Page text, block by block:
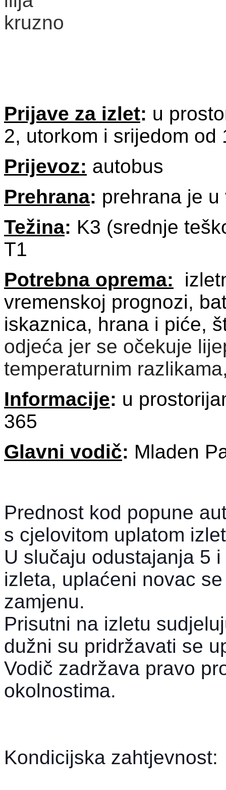
Prijave za izlet: u
2, utorkom i srijedom od
Prijevoz: autobus
Prehrana: prehrana je
Težina: K3 (srednje
T1
Potrebna oprema:
vremenskoj prognozi,
iskaznica, hrana i piće,
odjeća jer se očekuje
temperaturnim
Informacije: u
365
Glavni vodič: Mladen
Prednost kod popune
s cjelovitom uplatom
U slučaju odustajanja 5
izleta, uplaćeni novac
zamjenu.
Prisutni na izletu
dužni su pridržavati se
Vodič zadržava pravo
okolnostima.
Kondicijska zahtjevnost: